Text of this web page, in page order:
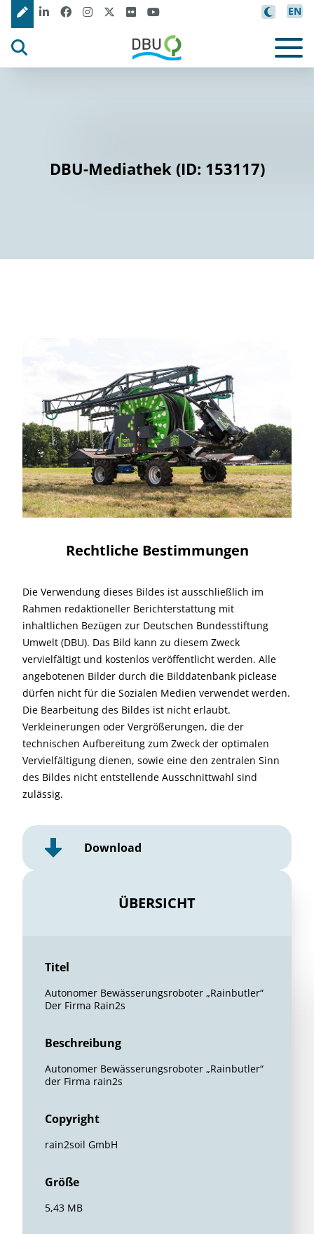
EN
DBU-Mediathek (ID: 153117)
Rechtliche Bestimmungen
Die Verwendung dieses Bildes ist ausschließlich im
Rahmen redaktioneller Berichterstattung mit
inhaltlichen Bezügen zur Deutschen Bundesstiftung
Umwelt (DBU). Das Bild kann zu diesem Zweck
vervielfältigt und kostenlos veröffentlicht werden. Alle
angebotenen Bilder durch die Bilddatenbank piclease
dürfen nicht für die Sozialen Medien verwendet werden.
Die Bearbeitung des Bildes ist nicht erlaubt.
Verkleinerungen oder Vergrößerungen, die der
technischen Aufbereitung zum Zweck der optimalen
Vervielfältigung dienen, sowie eine den zentralen Sinn
des Bildes nicht entstellende Ausschnittwahl sind
zulässig.
Download
ÜBERSICHT
Titel
Autonomer Bewässerungsroboter „Rainbutler“
Der Firma Rain2s
Beschreibung
Autonomer Bewässerungsroboter „Rainbutler“
der Firma rain2s
Copyright
rain2soil GmbH
Größe
5,43 MB